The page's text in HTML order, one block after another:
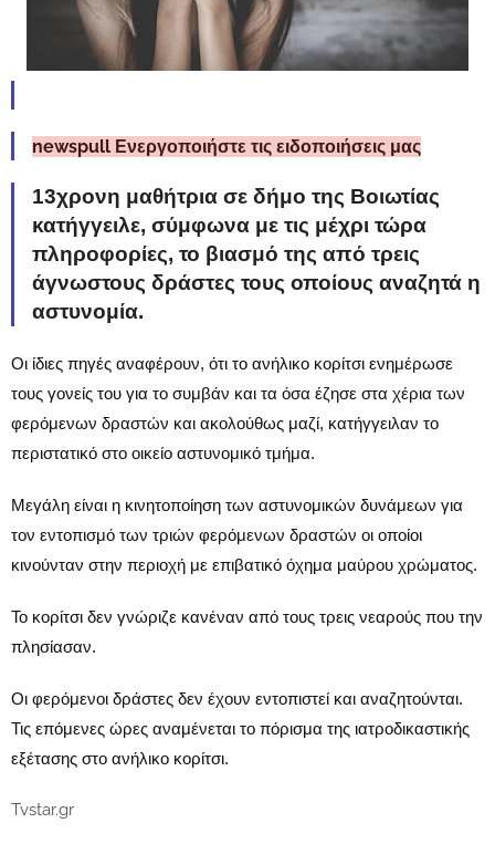
newspull Ενεργοποιήστε τις ειδοποιήσεις μας
13χρονη μαθήτρια σε δήμο της Βοιωτίας
κατήγγειλε, σύμφωνα με τις μέχρι τώρα
πληροφορίες, το βιασμό της από τρεις
άγνωστους δράστες τους οποίους αναζητά η
αστυνομία.
Οι ίδιες πηγές αναφέρουν, ότι το ανήλικο κορίτσι ενημέρωσε
τους γονείς του για το συμβάν και τα όσα έζησε στα χέρια των
φερόμενων δραστών και ακολούθως μαζί, κατήγγειλαν το
περιστατικό στο οικείο αστυνομικό τμήμα.
Μεγάλη είναι η κινητοποίηση των αστυνομικών δυνάμεων για
τον εντοπισμό των τριών φερόμενων δραστών οι οποίοι
κινούνταν στην περιοχή με επιβατικό όχημα μαύρου χρώματος.
Το κορίτσι δεν γνώριζε κανέναν από τους τρεις νεαρούς που την
πλησίασαν.
Οι φερόμενοι δράστες δεν έχουν εντοπιστεί και αναζητούνται.
Τις επόμενες ώρες αναμένεται το πόρισμα της ιατροδικαστικής
εξέτασης στο ανήλικο κορίτσι.
Tvstar.gr